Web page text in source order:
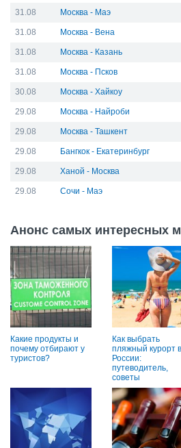
31.08 Москва - Маэ
31.08 Москва - Вена
31.08 Москва - Казань
31.08 Москва - Псков
30.08 Москва - Хайкоу
29.08 Москва - Найроби
29.08 Москва - Ташкент
29.08 Бангкок - Екатеринбург
29.08 Ханой - Москва
29.08 Сочи - Маэ
Анонс самых интересных
Какие продукты и
почему отбирают у
туристов?
Как выбрать
пляжный курорт в
России:
путеводитель,
советы